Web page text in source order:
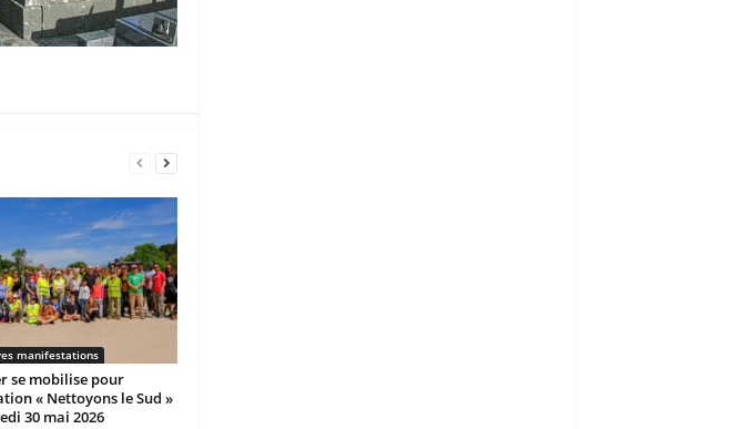
manifestations
se mobilise pour
« Nettoyons le Sud »
30 mai 2026